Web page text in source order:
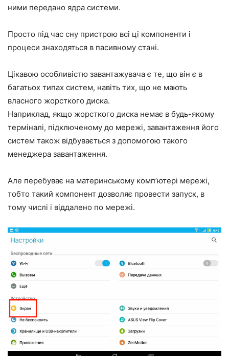
ними передано ядра системи.
Просто під час сну пристрою всі ці компоненти і
процеси знаходяться в пасивному стані.
Цікавою особливістю завантажувача є те, що він є в
багатьох типах систем, навіть тих, що не мають
власного жорсткого диска.
Наприклад, якщо жорсткого диска немає в будь-якому
терміналі, підключеному до мережі, завантаження його
систем також відбувається з допомогою такого
менеджера завантаження.
Але перебуває на материнському комп’ютері мережі,
тобто такий компонент дозволяє провести запуск, в
тому числі і віддалено по мережі.